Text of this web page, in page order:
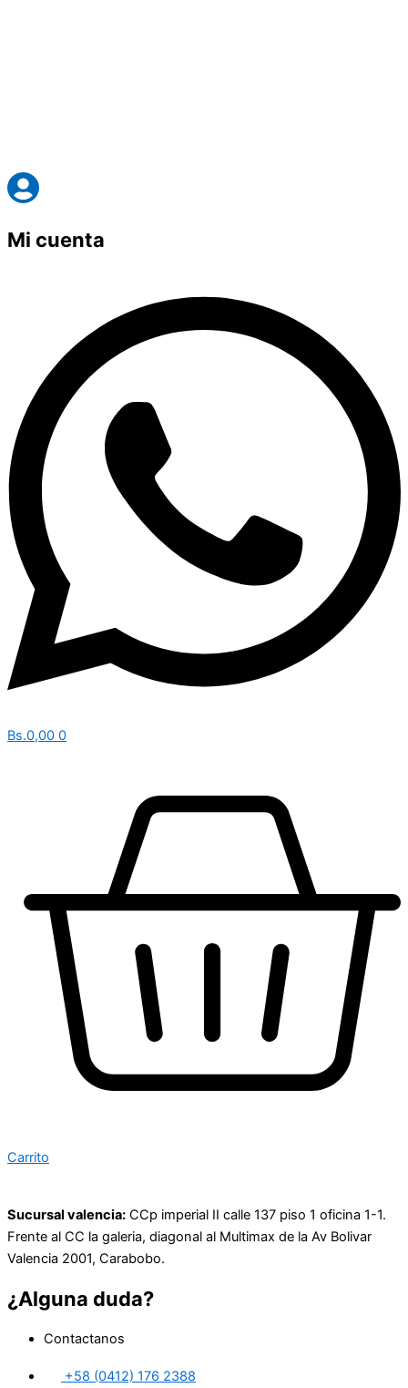
Mi cuenta
Bs.0,00 0
Carrito
Sucursal valencia: CCp imperial II calle 137 piso 1 oficina 1-1.
Frente al CC la galeria, diagonal al Multimax de la Av Bolivar
Valencia 2001, Carabobo.
¿Alguna duda?
Contactanos
+58 (0412) 176 2388